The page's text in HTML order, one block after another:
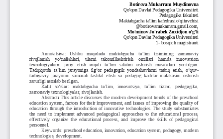
Botirova Mukarram Muydinovna
Qo'qon Davlat Pedagogika Universiteti
Pedagogika fakulteti
Maktabgacha ta'lim kafedrasi o'qituvchisi
@botirovamukarram.gmail.com,
Mo'minov Jo'rabek Zoxidjon o'g'li
Qo'qon Davlat Pedagogika Universiteti
1- bosqich magistranti
Annotatsiya: Ushbu
maqolada  maktabgacha  ta’lim  tizimining  zamonaviy
rivojlanish  yo‘nalishlari,  ularni  takomillashtirish  omillari  hamda  innovatsion
texnologiyalarni  joriy  etish  orqali  ta’lim  sifatini  oshirish  masalalari  yoritilgan.
Tadqiqotda  ta’lim  jarayoniga  ilg‘or  pedagogik  yondashuvlarni  tatbiq  etish,  o‘quv-
tarbiyaviy  jarayonni  samarali  tashkil  etish  va  pedagog  kadrlar  malakasini  oshirish
zarurligi asoslab berilgan.
Kalit  so‘zlar:  maktabgacha  ta’lim,  innovatsiya,  ta’lim  tizimi,  pedagogika,
zamonaviy texnologiyalar, rivojlanish.
Abstract: This  article  discusses  the  modern  development  trends  of the  preschool
education system, factors for their improvement, and issues of improving the quality of
education  through  the  introduction  of  innovative  technologies.  The  study  substantiates
the  need  to implement  advanced  pedagogical  approaches  to  the  educational  process,
effectively  organize  the  educational  process,  and  improve  the  skills  of  pedagogical
personnel.
Keywords: preschool education, innovation, education system, pedagogy, modern
technologies, development.